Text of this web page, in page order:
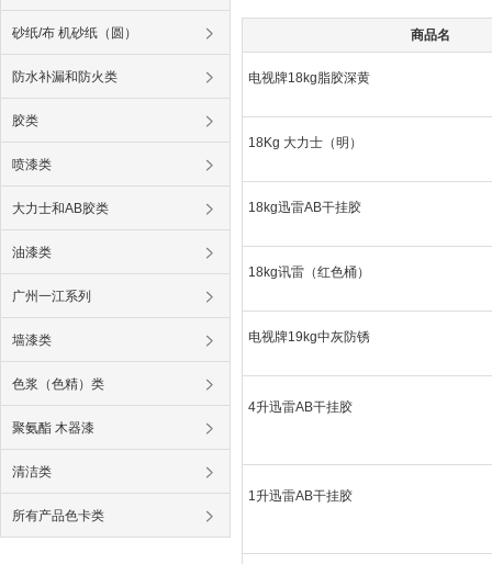
砂纸/布 机砂纸（圆）
防水补漏和防火类
胶类
喷漆类
大力士和AB胶类
油漆类
广州一江系列
墙漆类
色浆（色精）类
聚氨酯 木器漆
清洁类
所有产品色卡类
商品名
电视牌18kg脂胶深黄
18Kg 大力士（明）
18kg迅雷AB干挂胶
18kg讯雷（红色桶）
电视牌19kg中灰防锈
4升迅雷AB干挂胶
1升迅雷AB干挂胶